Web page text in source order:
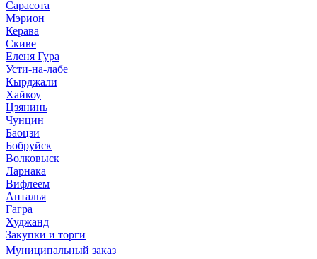
Сарасота
Мэрион
Керава
Скиве
Еленя Гура
Усти-на-лабе
Кырджали
Хайкоу
Цзянинь
Чунцин
Баоцзи
Бобруйск
Волковыск
Ларнака
Вифлеем
Анталья
Гагра
Худжанд
Закупки и торги
Муниципальный заказ